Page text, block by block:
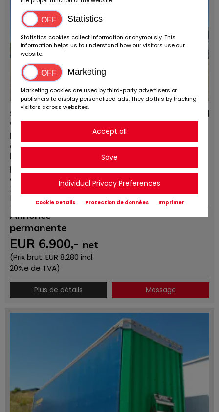
Schmitz Cargobull Semitrailer
Curtainsider Mega
0 KM
Fournisseurs:
apprendre encore plus
la ville / code
postalCode postal /
emplacement:
38070 Saint Quentin-
Fallavier
Types de véhicules:
Semi-remorque
Premier registre:
10 / 2015
Annonce
permanente
EUR 6.900,- net
(Prix ​​brut: EUR 8.280 incl.
20%e de TVA)
Plus de détails Message
Statistics
Statistics cookies collect information anonymously. This
information helps us to understand how our visitors use our
website.
Marketing
Marketing cookies are used by third-party advertisers or
publishers to display personalized ads. They do this by tracking
visitors across websites.
Accept all
Save
Individual Privacy Preferences
Cookie Details Protection de données Imprimer